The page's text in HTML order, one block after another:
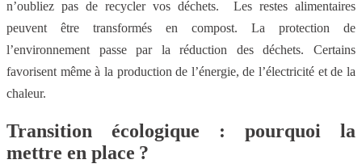
n’oubliez pas de recycler vos déchets. Les restes alimentaires
peuvent être transformés en compost. La protection de
l’environnement passe par la réduction des déchets. Certains
favorisent même à la production de l’énergie, de l’électricité et de la
chaleur.
Transition écologique : pourquoi la
mettre en place ?